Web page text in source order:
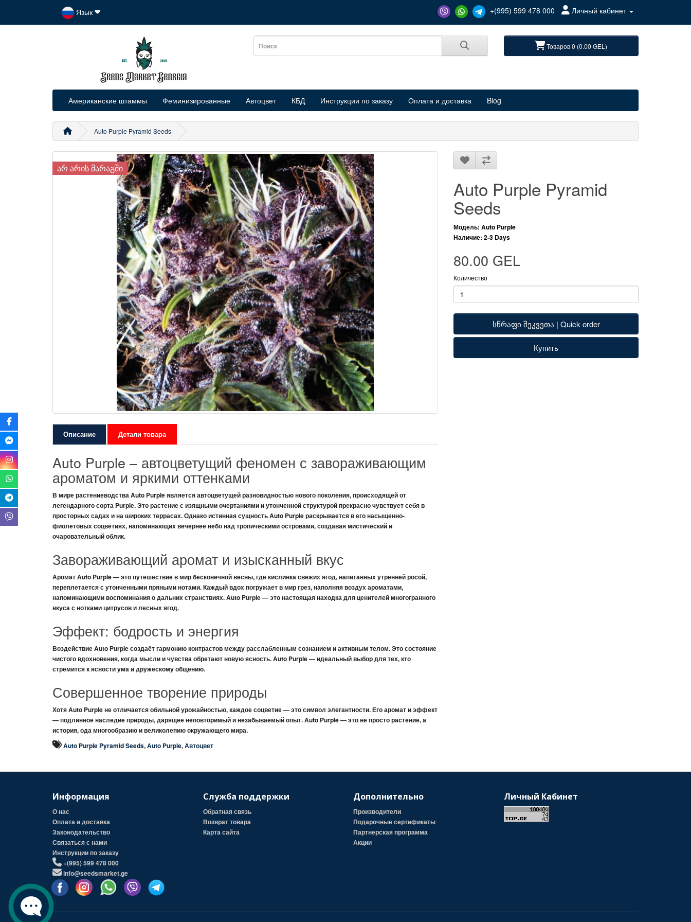
Язык +(995) 599 478 000 Личный кабинет
Товаров 0 (0.00 GEL)
Американские штаммы Феминизированные Автоцвет КБД Инструкции по заказу Оплата и доставка Blog
Auto Purple Pyramid Seeds
ᲐᲠ ᲐᲠᲘᲡ ᲛᲐᲠᲐᲒᲨᲘ
Описание Детали товара
Auto Purple – автоцветущий феномен с завораживающим
ароматом и яркими оттенками
В мире растениеводстваAuto Purpleявляется автоцветущей разновидностью нового поколения, происходящей от
легендарного сорта Purple. Это растение сизящными очертаниямииутонченной структуройпрекрасно чувствует себя в
просторных садахи нашироких террасах. Однако истинная сущностьAuto Purpleраскрывается в егонасыщенно-
фиолетовых соцветиях, напоминающихвечернее небонад тропическими островами, создаваямистическийи
очаровательныйоблик.
Завораживающий аромат и изысканный вкус
АроматAuto Purple— этопутешествиев мир бесконечной весны, гдекислинка свежих ягод, напитанных утренней росой,
переплетается с утонченнымипряными нотами. Каждый вдох погружает в мир грез, наполняя воздух ароматами,
напоминающимивоспоминания о дальних странствиях.Auto Purple— это настоящая находка для ценителеймногогранного
вкусас ноткамицитрусов и лесных ягод.
Эффект: бодрость и энергия
ВоздействиеAuto Purpleсоздаётгармонию контрастовмеждурасслабленным сознанием и активным телом. Это состояние
чистого вдохновения, когдамысли и чувстваобретаютновую ясность.Auto Purple— идеальный выбор для тех, кто
стремится кясности умаи дружескому общению.
Совершенное творение природы
ХотяAuto Purpleне отличается обильной урожайностью, каждое соцветие — этосимвол элегантности. Его аромат и эффект
— подлинноенаследие природы, дарящеенеповторимыйинезабываемыйопыт.Auto Purple— это не просто растение, а
история, одамногообразиюивеликолепиюокружающего мира.
Auto Purple Pyramid
Seeds
Модель: Auto Purple
Наличие: 2-3 Days
80.00 GEL
Количество
სწრაფი შეკვეთა | Quick order
Купить
Auto Purple Pyramid Seeds,Auto Purple,Автоцвет
Информация
О нас
Оплата и доставка
Законодательство
Связаться с нами
Инструкции по заказу
+(995) 599 478 000
info@seedsmarket.ge
Служба поддержки
Обратная связь
Возврат товара
Карта сайта
Дополнительно
Производители
Подарочные сертификаты
Партнерская программа
Акции
Личный Кабинет